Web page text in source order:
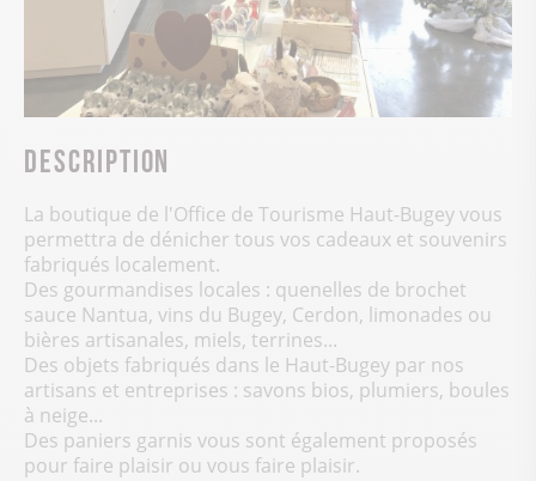
Description
La boutique de l'Office de Tourisme Haut-Bugey vous
permettra de dénicher tous vos cadeaux et souvenirs
fabriqués localement.
Des gourmandises locales : quenelles de brochet
sauce Nantua, vins du Bugey, Cerdon, limonades ou
bières artisanales, miels, terrines...
Des objets fabriqués dans le Haut-Bugey par nos
artisans et entreprises : savons bios, plumiers, boules
à neige...
Des paniers garnis vous sont également proposés
pour faire plaisir ou vous faire plaisir.